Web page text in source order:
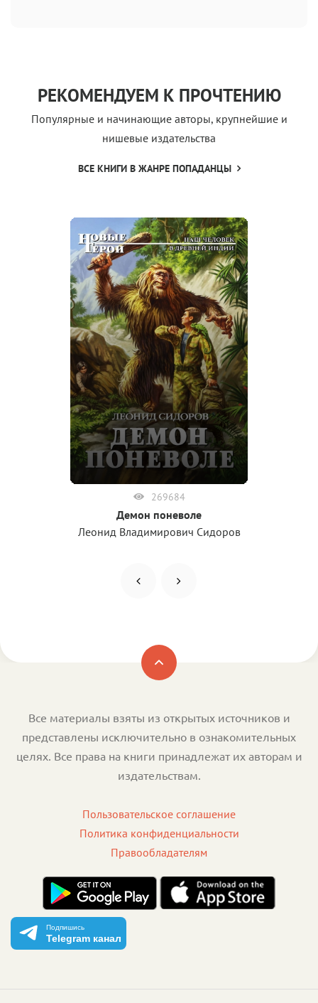
РЕКОМЕНДУЕМ К ПРОЧТЕНИЮ
Популярные и начинающие авторы, крупнейшие и
нишевые издательства
ВСЕ КНИГИ В ЖАНРЕ ПОПАДАНЦЫ
269684
Демон поневоле
Леонид Владимирович Сидоров
Все материалы взяты из открытых источников и
представлены исключительно в ознакомительных
целях. Все права на книги принадлежат их авторам и
издательствам.
Пользовательское соглашение
Политика конфиденциальности
Правообладателям
Подпишись
Telegram канал